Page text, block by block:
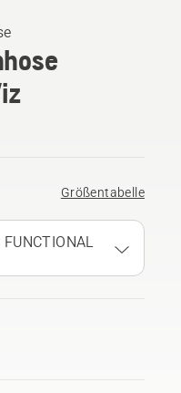
Größentabelle
FUNCTIONAL